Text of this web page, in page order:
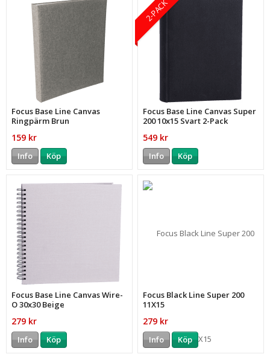
Focus Base Line Canvas
Ringpärm Brun
159 kr
Info Köp
2-PACK
Focus Base Line Canvas Super
200 10x15 Svart 2-Pack
549 kr
Info Köp
Focus Base Line Canvas Wire-
O 30x30 Beige
279 kr
Info Köp
Focus Black Line Super 200
11X15
279 kr
Info Köp